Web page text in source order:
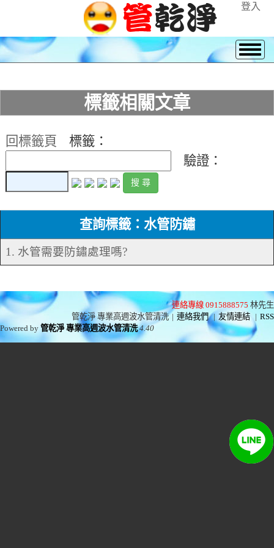
登入
標籤相關文章
回標籤頁
標籤：
驗證：
查詢標籤：水管防鏽
1. 水管需要防鏽處理嗎?
連絡專線 0915888575 林先生
管乾淨 專業高週波水管清洗 | 連絡我們 | 友情連結 | RSS
Powered by管乾淨 專業高週波水管清洗 4.40